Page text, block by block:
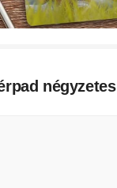
négyzetes